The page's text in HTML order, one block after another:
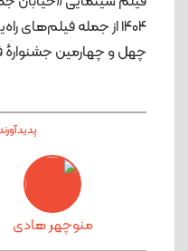
۱۴۰۴ از جمله فیلم‌های
چهل و چهارمین جشنوارهٔ
کارگردانی «منوچهر
جمله «هادی حجازی‌فر»،
بهارمست»، «روح الله
ایفای نقش پرداخته‌اند.
«خیابان جمهوری» آمده
همه چیش الکیه
منوچهر هادی‏